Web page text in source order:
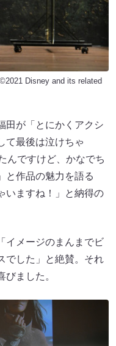
Disney and its related
田が「とにかくアクシ
て最後は泣けちゃ
んですけど、かなでち
と作品の魅力を語る
いますね！」と納得の
イメージのまんまでビ
でした」と絶賛。それ
ました。